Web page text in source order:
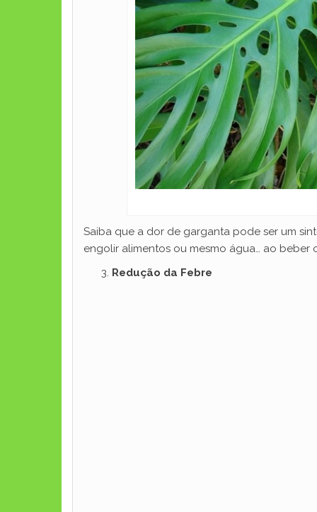
Saiba que a dor de garganta pode ser um
engolir alimentos ou mesmo água… ao
Redução da Febre